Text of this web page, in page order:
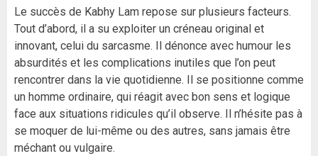
Le succès de Kabhy Lam repose sur plusieurs facteurs.
Tout d’abord, il a su exploiter un créneau original et
innovant, celui du sarcasme. Il dénonce avec humour les
absurdités et les complications inutiles que l’on peut
rencontrer dans la vie quotidienne. Il se positionne comme
un homme ordinaire, qui réagit avec bon sens et logique
face aux situations ridicules qu’il observe. Il n’hésite pas à
se moquer de lui-même ou des autres, sans jamais être
méchant ou vulgaire.